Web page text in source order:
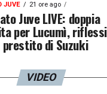
JUVE 21 ore ago
Juve LIVE: doppia
per Lucumì,
di Suzuki
VIDEO